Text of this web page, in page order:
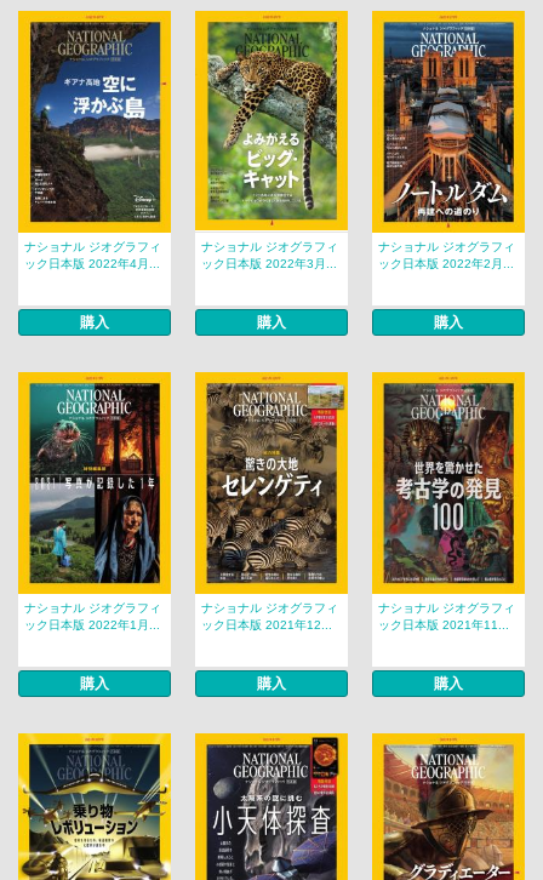
ナショナル ジオグラフィ
ック日本版 2022年4月...
購入
ナショナル ジオグラフィ
ック日本版 2022年3月...
購入
ナショナル ジオグラフィ
ック日本版 2022年2月...
購入
ナショナル ジオグラフィ
ック日本版 2022年1月...
購入
ナショナル ジオグラフィ
ック日本版 2021年12...
購入
ナショナル ジオグラフィ
ック日本版 2021年11...
購入